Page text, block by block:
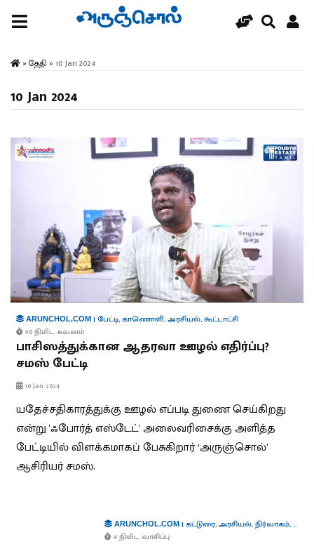
» தேதி » 10 Jan 2024
10 Jan 2024
ARUNCHOL.COM | பேட்டி, காணொளி,அரசியல்,கூட்டாட்சி
50 நிமிட கவனம்
பாசிஸத்துக்கான ஆதரவா ஊழல் எதிர்ப்பு?
சமஸ் பேட்டி
10 Jan 2024
யதேச்சதிகாரத்துக்கு ஊழல் எப்படி துணை செய்கிறது
என்று 'ஃபோர்த் எஸ்டேட்' அலைவரிசைக்கு அளித்த
பேட்டியில் விளக்கமாகப் பேசுகிறார் ‘அருஞ்சொல்’
ஆசிரியர் சமஸ்.
ARUNCHOL.COM| கட்டுரை,அரசியல்,நிர்வாகம்,
4 நிமிட வாசிப்பு